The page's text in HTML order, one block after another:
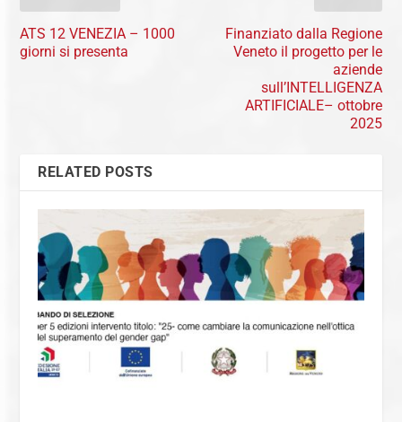
ATS 12 VENEZIA – 1000
giorni si presenta
Finanziato dalla Regione
Veneto il progetto per le
aziende
sull’INTELLIGENZA
ARTIFICIALE– ottobre
2025
RELATED POSTS